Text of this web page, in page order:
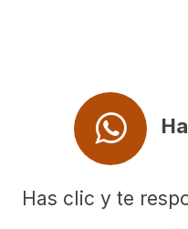
Has clic y te